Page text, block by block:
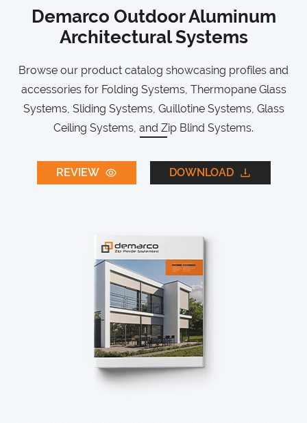
Demarco Outdoor Aluminum
Architectural Systems
Browse our product catalog showcasing profiles and
accessories for Folding Systems, Thermopane Glass
Systems, Sliding Systems, Guillotine Systems, Glass
Ceiling Systems, and Zip Blind Systems.
REVIEW DOWNLOAD